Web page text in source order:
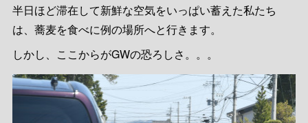
半日ほど滞在して新鮮な空気をいっぱい蓄えた私たち
は、蕎麦を食べに例の場所へと行きます。
しかし、ここからがGWの恐ろしさ。。。